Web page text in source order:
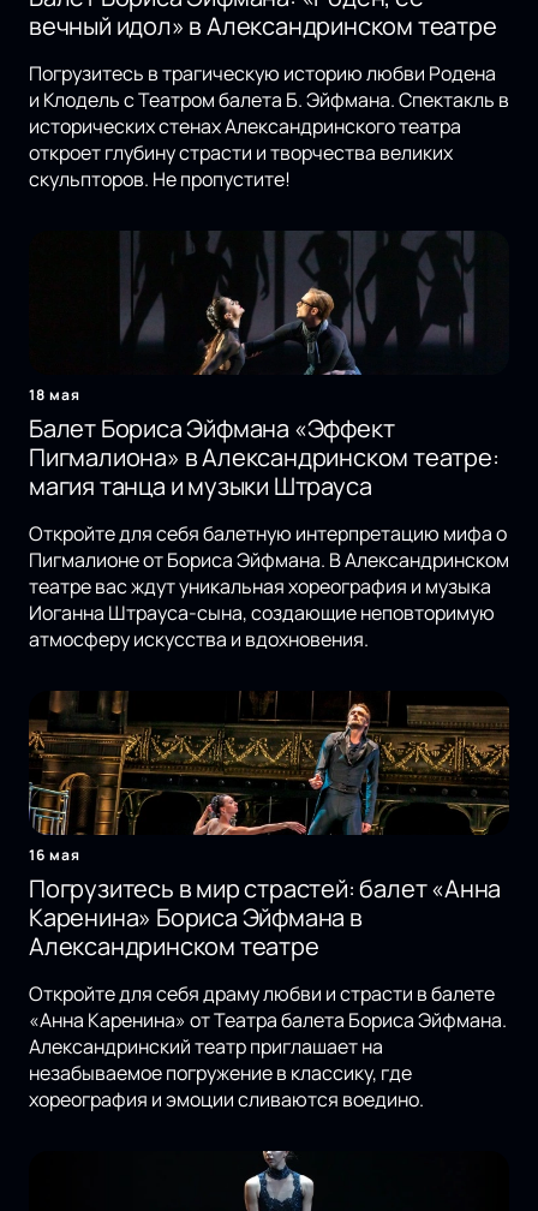
вечный идол» в Александринском театре
Погрузитесь в трагическую историю любви Родена
и Клодель с Театром балета Б. Эйфмана. Спектакль в
исторических стенах Александринского театра
откроет глубину страсти и творчества великих
скульпторов. Не пропустите!
18 мая
Балет Бориса Эйфмана «Эффект
Пигмалиона» в Александринском театре:
магия танца и музыки Штрауса
Откройте для себя балетную интерпретацию мифа о
Пигмалионе от Бориса Эйфмана. В Александринском
театре вас ждут уникальная хореография и музыка
Иоганна Штрауса-сына, создающие неповторимую
атмосферу искусства и вдохновения.
16 мая
Погрузитесь в мир страстей: балет «Анна
Каренина» Бориса Эйфмана в
Александринском театре
Откройте для себя драму любви и страсти в балете
«Анна Каренина» от Театра балета Бориса Эйфмана.
Александринский театр приглашает на
незабываемое погружение в классику, где
хореография и эмоции сливаются воедино.